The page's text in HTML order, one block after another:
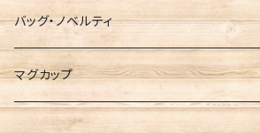
バッグ・ノベルティ
マグカップ